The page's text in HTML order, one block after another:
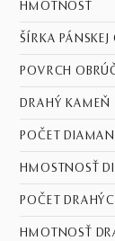
HMOTNOSŤ
ŠÍRKA
POVRCH
DRAHÝ KAMEŇ
POČET
HMOSTNOSŤ
POČET
HMOTNOSŤ